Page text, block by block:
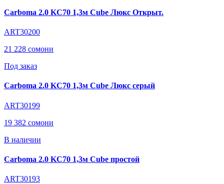
Carboma 2.0 KC70 1,3м Cube Люкс Открыт.
ART30200
21 228 сомони
Под заказ
Carboma 2.0 KC70 1,3м Cube Люкс серый
ART30199
19 382 сомони
В наличии
Carboma 2.0 KC70 1,3м Cube простой
ART30193